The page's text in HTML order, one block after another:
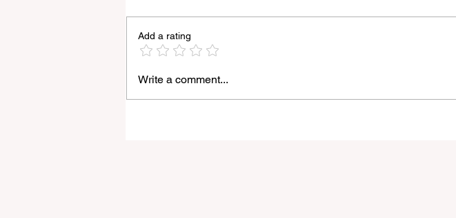
রাজ্যে ‘হর ঘর তেরঙ্গা’ কর্মসূচির আনুষ্ঠানিক সূচনা
করলেন মুখ্যমন্ত্রী শুভেন্দু অধিকারী
Add a rating
Write a comment...